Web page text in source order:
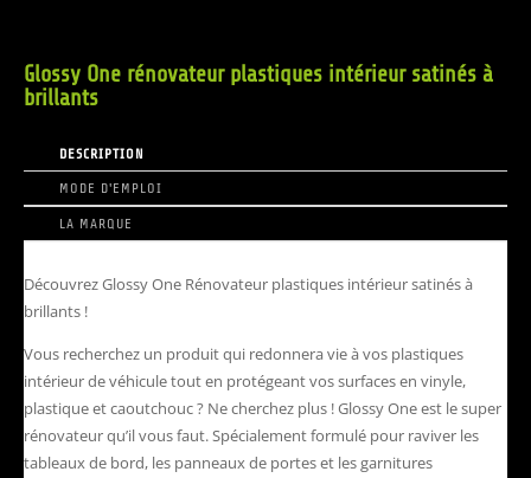
Glossy One rénovateur plastiques intérieur satinés à
brillants
DESCRIPTION
MODE D'EMPLOI
LA MARQUE
Découvrez Glossy One Rénovateur plastiques intérieur satinés à
brillants !
Vous recherchez un produit qui redonnera vie à vos plastiques
intérieur de véhicule tout en protégeant vos surfaces en vinyle,
plastique et caoutchouc ? Ne cherchez plus ! Glossy One est le super
rénovateur qu’il vous faut. Spécialement formulé pour raviver les
tableaux de bord, les panneaux de portes et les garnitures